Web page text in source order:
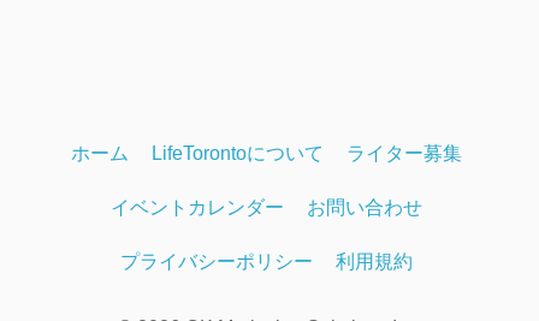
ホーム LifeTorontoについて ライター募集
イベントカレンダー お問い合わせ
プライバシーポリシー 利用規約